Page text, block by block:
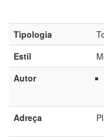
Tipologia
Estil
Autor
Adreça